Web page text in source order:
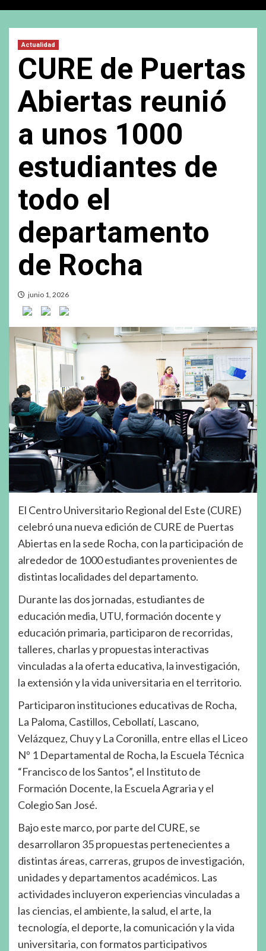
Actualidad
CURE de Puertas
Abiertas reunió
a unos 1000
estudiantes de
todo el
departamento
de Rocha
junio 1, 2026
El Centro Universitario Regional del Este (CURE)
celebró una nueva edición de CURE de Puertas
Abiertas en la sede Rocha, con la participación de
alrededor de 1000 estudiantes provenientes de
distintas localidades del departamento.
Durante las dos jornadas, estudiantes de
educación media, UTU, formación docente y
educación primaria, participaron de recorridas,
talleres, charlas y propuestas interactivas
vinculadas a la oferta educativa, la investigación,
la extensión y la vida universitaria en el territorio.
Participaron instituciones educativas de Rocha,
La Paloma, Castillos, Cebollatí, Lascano,
Velázquez, Chuy y La Coronilla, entre ellas el Liceo
Nº 1 Departamental de Rocha, la Escuela Técnica
“Francisco de los Santos”, el Instituto de
Formación Docente, la Escuela Agraria y el
Colegio San José.
Bajo este marco, por parte del CURE, se
desarrollaron 35 propuestas pertenecientes a
distintas áreas, carreras, grupos de investigación,
unidades y departamentos académicos. Las
actividades incluyeron experiencias vinculadas a
las ciencias, el ambiente, la salud, el arte, la
tecnología, el deporte, la comunicación y la vida
universitaria, con formatos participativos